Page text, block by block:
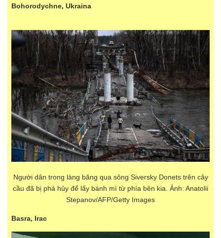
Bohorodychne, Ukraina
Người dân trong làng băng qua sông Siversky Donets trên cây
cầu đã bị phá hủy để lấy bánh mì từ phía bên kia. Ảnh: Anatolii
Stepanov/AFP/Getty Images
Basra, Irac